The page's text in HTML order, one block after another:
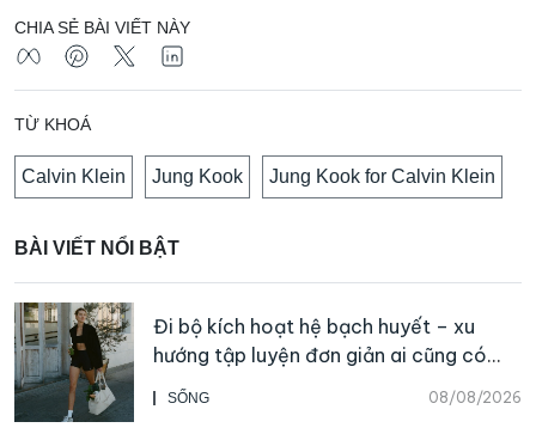
CHIA SẺ BÀI VIẾT NÀY
TỪ KHOÁ
Calvin Klein Jung Kook Jung Kook for Calvin Klein
BÀI VIẾT NỔI BẬT
SỐNG 08/08/2026
Đi bộ kích hoạt hệ bạch huyết – xu
hướng tập luyện đơn giản ai cũng có
thể bắt đầu